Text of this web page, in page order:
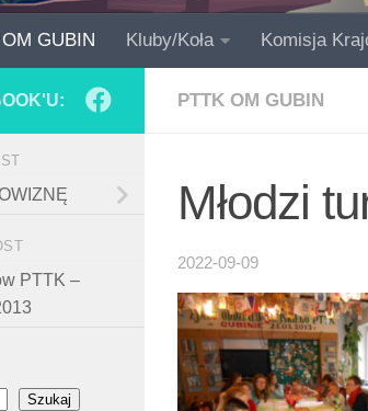
GUBIN Kluby/Koła Komisja
PTTK OM GUBIN
Młodzi
2022-09-09
PTTK –
Szukaj